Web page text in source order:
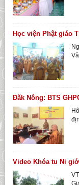
Học viện Phật giáo
Đăk Nông: BTS
Video Khóa tu Ni